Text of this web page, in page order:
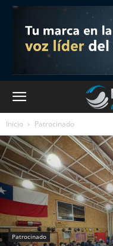
Inicio Patrocinado
Patrocinado